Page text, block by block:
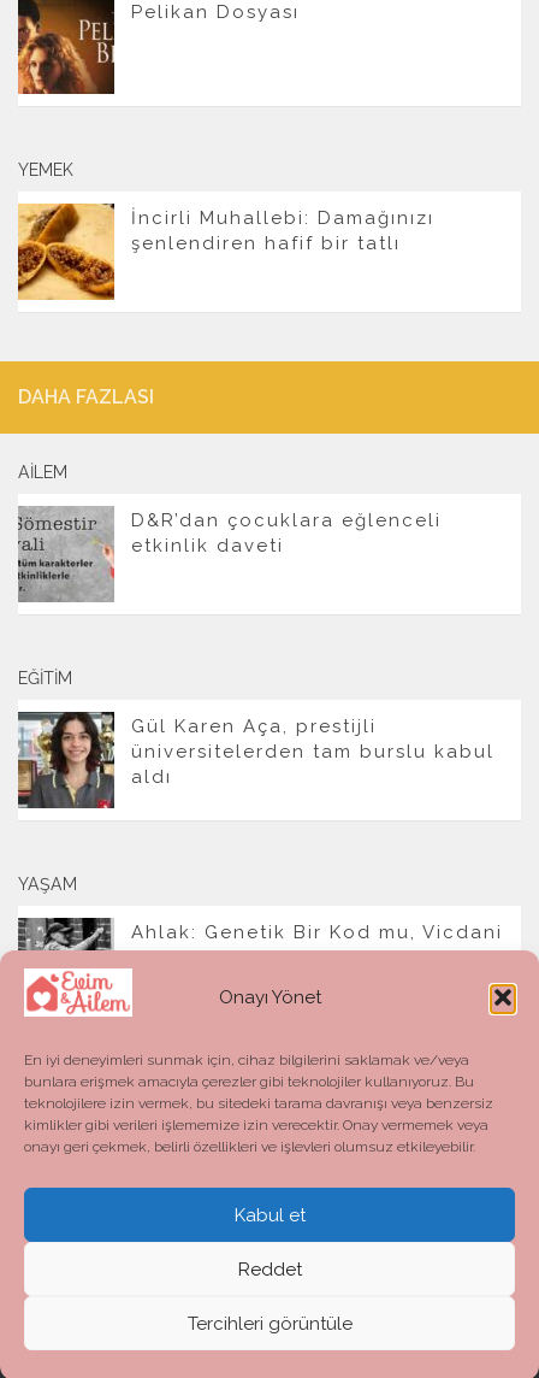
Onayı Yönet
En iyi deneyimleri sunmak için, cihaz bilgilerini saklamak ve/veya
bunlara erişmek amacıyla çerezler gibi teknolojiler kullanıyoruz. Bu
teknolojilere izin vermek, bu sitedeki tarama davranışı veya benzersiz
kimlikler gibi verileri işlememize izin verecektir. Onay vermemek veya
onayı geri çekmek, belirli özellikleri ve işlevleri olumsuz etkileyebilir.
Kabul et
Reddet
Tercihleri görüntüle
Pelikan Dosyası
YEMEK
İncirli Muhallebi: Damağınızı
şenlendiren hafif bir tatlı
DAHA FAZLASI
AILEM
D&R’dan çocuklara eğlenceli
etkinlik daveti
EĞITIM
Gül Karen Aça, prestijli
üniversitelerden tam burslu kabul
aldı
YAŞAM
Ahlak: Genetik Bir Kod mu, Vicdani
Bir Refleks mi?
Evim ve Ailem © 2026. All Rights Reserved.